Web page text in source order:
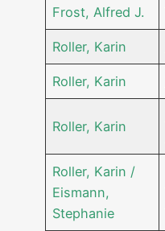
Frost, Alfred J.
Rol­ler, Karin
Rol­ler, Karin
Rol­ler, Karin
Rol­ler, Karin /
Eis­mann,
Stephanie